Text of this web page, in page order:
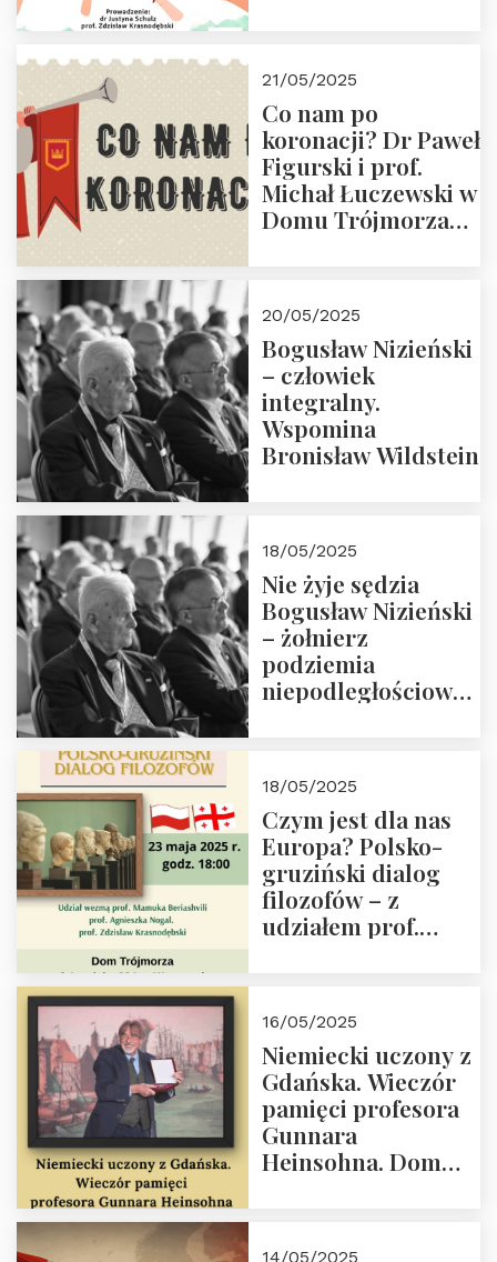
Zapraszamy do
zapisów.
21/05/2025
Co nam po
koronacji? Dr Paweł
Figurski i prof.
Michał Łuczewski w
Domu Trójmorza
20/05/2025
Bogusław Nizieński
– człowiek
integralny.
Wspomina
Bronisław Wildstein
18/05/2025
Nie żyje sędzia
Bogusław Nizieński
– żołnierz
podziemia
niepodległościowego
społeczny, członek
Kapituły Nagrody
im. Prezydenta
Lecha
Kaczyńskiego.
Wielki autorytet.
18/05/2025
Czym jest dla nas
Europa? Polsko-
gruziński dialog
filozofów – z
udziałem prof.
Dom Trójmorza 23
maja 2025 r. godz.
18:00.
16/05/2025
Niemiecki uczony z
Gdańska. Wieczór
pamięci profesora
Gunnara
Heinsohna. Dom
14/05/2025